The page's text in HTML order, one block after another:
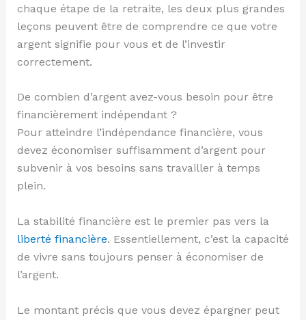
chaque étape de la retraite, les deux plus grandes
leçons peuvent être de comprendre ce que votre
argent signifie pour vous et de l’investir
correctement.
De combien d’argent avez-vous besoin pour être
financièrement indépendant ?
Pour atteindre l’indépendance financière, vous
devez économiser suffisamment d’argent pour
subvenir à vos besoins sans travailler à temps
plein.
La stabilité financière est le premier pas vers la
liberté financière. Essentiellement, c’est la capacité
de vivre sans toujours penser à économiser de
l’argent.
Le montant précis que vous devez épargner peut